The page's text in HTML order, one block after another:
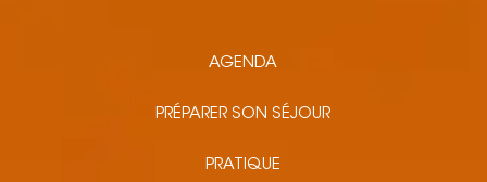
AGENDA
PRÉPARER SON SÉJOUR
PRATIQUE